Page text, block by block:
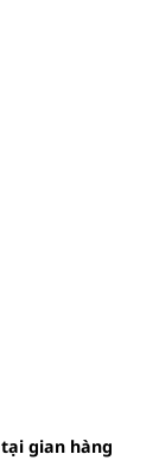
gian hàng